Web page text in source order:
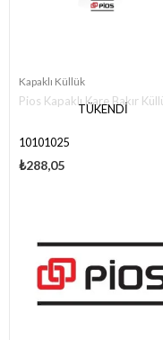
TÜKENDI
Kapaklı Küllük
Pios Kapaklı Kare Bakır
10101025
₺288,05